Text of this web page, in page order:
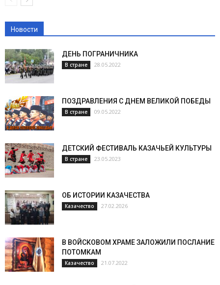
Новости
ДЕНЬ ПОГРАНИЧНИКА
В стране 28.05.2022
ПОЗДРАВЛЕНИЯ С ДНЕМ ВЕЛИКОЙ ПОБЕДЫ
В стране 09.05.2022
ДЕТСКИЙ ФЕСТИВАЛЬ КАЗАЧЬЕЙ КУЛЬТУРЫ
В стране 23.05.2023
ОБ ИСТОРИИ КАЗАЧЕСТВА
Казачество 27.02.2026
В ВОЙСКОВОМ ХРАМЕ ЗАЛОЖИЛИ ПОСЛАНИЕ
ПОТОМКАМ
Казачество 21.07.2022